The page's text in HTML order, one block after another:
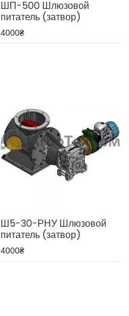
ШП-500 Шлюзовой
питатель (затвор)
4000₴
Ш5-30-РНУ Шлюзовой
питатель (затвор)
4000₴